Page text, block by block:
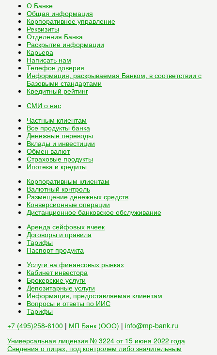
О Банке
Общая информация
Корпоративное управление
Реквизиты
Отделения Банка
Раскрытие информации
Карьера
Написать нам
Телефон доверия
Информация, раскрываемая Банком, в соответствии с
Базовыми стандартами
Кредитный рейтинг
СМИ о нас
Частным клиентам
Все продукты банка
Денежные переводы
Вклады и инвестиции
Обмен валют
Страховые продукты
Ипотека и кредиты
Корпоративным клиентам
Валютный контроль
Размещение денежных средств
Конверсионные операции
Дистанционное банковское обслуживание
Аренда сейфовых ячеек
Договоры и правила
Тарифы
Паспорт продукта
Услуги на финансовых рынках
Кабинет инвестора
Брокерские услуги
Депозитарные услуги
Информация, предоставляемая клиентам
Вопросы и ответы по ИИС
Тарифы
+7 (495)258-6100 | МП Банк (ООО) | info@mp-bank.ru
Универсальная лицензия № 3224 от 15 июня 2022 года
Сведения о лицах, под контролем либо значительным